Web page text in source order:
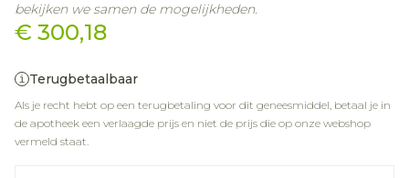
€ 300,18
Terugbetaalbaar
Als je recht hebt op een terugbetaling voor dit geneesmiddel, betaal je in
de apotheek een verlaagde prijs en niet de prijs die op onze webshop
vermeld staat.
bekijken we samen de mogelijkheden.